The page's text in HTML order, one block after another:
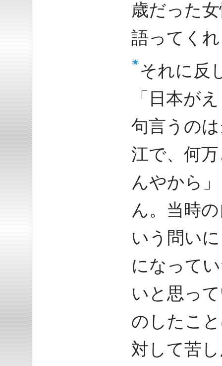
歳だった
語ってく
それに反
「日本が
句言うの
江で、何
んやから
ん。当時
いう問い
になって
いと思っ
のしたこ
対して苦